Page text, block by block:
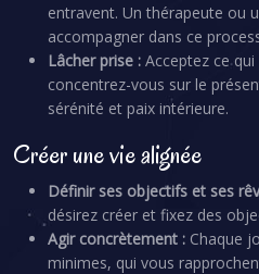
entravent. Un thérapeute ou
accompagner dans ce
Lâcher prise : Acceptez ce
concentrez-vous sur le
sérénité et paix intérieure.
Créer une vie alignée
Définir ses objectifs et ses
désirez créer et fixez des
Agir concrètement : Chaque
minimes, qui vous